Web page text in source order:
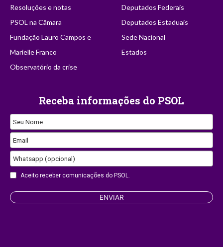
Resoluções e notas
PSOL na Câmara
Fundação Lauro Campos e
Marielle Franco
Observatório da crise
Deputados Federais
Deputados Estaduais
Sede Nacional
Estados
Receba informações do PSOL
Seu Nome
Email
Your
Website
Whatsapp (opcional)
Aceito receber comunicações do PSOL.
ENVIAR